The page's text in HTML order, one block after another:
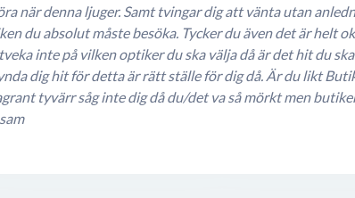
när denna ljuger. Samt tvingar dig att vänta utan
du absolut måste besöka. Tycker du även det är helt
inte på vilken optiker du ska välja då är det hit du
dig hit för detta är rätt ställe för dig då. Är du likt
tyvärr såg inte dig då du/det va så mörkt men